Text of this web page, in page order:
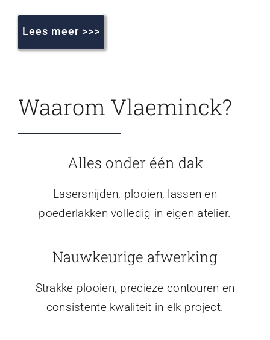
Lees meer >>>
Waarom Vlaeminck?
Alles onder één dak
Lasersnijden, plooien, lassen en
poederlakken volledig in eigen atelier.
Nauwkeurige afwerking
Strakke plooien, precieze contouren en
consistente kwaliteit in elk project.